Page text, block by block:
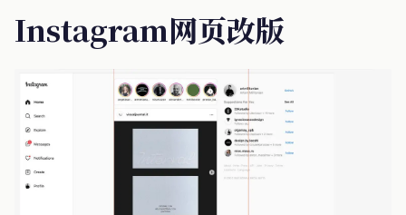
Instagram网页改版